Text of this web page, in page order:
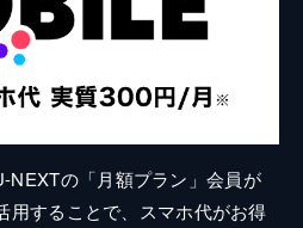
NEXTの「月額プラン」会員が
用することで、スマホ代がお得